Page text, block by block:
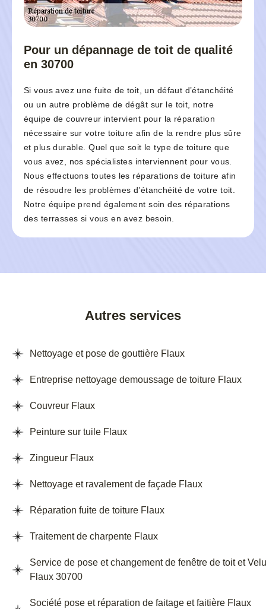
Pour un dépannage de toit de qualité
en 30700
Si vous avez une fuite de toit, un défaut d’étanchéité
ou un autre problème de dégât sur le toit, notre
équipe de couvreur intervient pour la réparation
nécessaire sur votre toiture afin de la rendre plus sûre
et plus durable. Quel que soit le type de toiture que
vous avez, nos spécialistes interviennent pour vous.
Nous effectuons toutes les réparations de toiture afin
de résoudre les problèmes d’étanchéité de votre toit.
Notre équipe prend également soin des réparations
des terrasses si vous en avez besoin.
Autres services
Nettoyage et pose de gouttière Flaux
Entreprise nettoyage demoussage de toiture Flaux
Couvreur Flaux
Peinture sur tuile Flaux
Zingueur Flaux
Nettoyage et ravalement de façade Flaux
Réparation fuite de toiture Flaux
Traitement de charpente Flaux
Service de pose et changement de fenêtre de toit et
Flaux 30700
Société pose et réparation de faitage et faitière Flaux